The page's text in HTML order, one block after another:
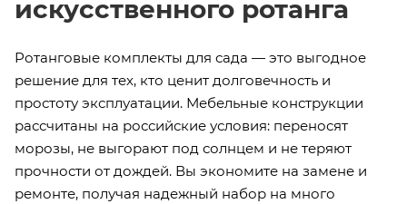
искусственного ротанга
Ротанговые комплекты для сада — это выгодное
решение для тех, кто ценит долговечность и
простоту эксплуатации. Мебельные конструкции
рассчитаны на российские условия: переносят
морозы, не выгорают под солнцем и не теряют
прочности от дождей. Вы экономите на замене и
ремонте, получая надежный набор на много